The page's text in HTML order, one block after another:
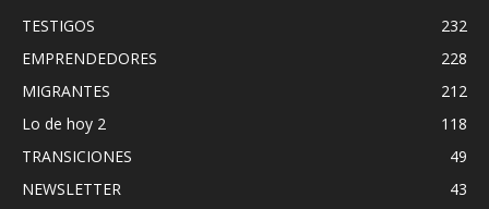
TESTIGOS
232
EMPRENDEDORES
228
MIGRANTES
212
Lo de hoy 2
118
TRANSICIONES
49
NEWSLETTER
43